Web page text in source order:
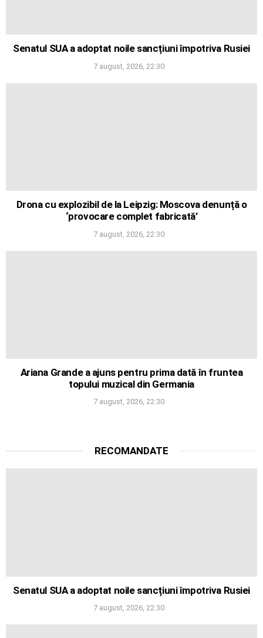
Senatul SUA a adoptat noile sancțiuni împotriva Rusiei
7 august, 2026, 22:30
Drona cu explozibil de la Leipzig: Moscova denunță o
‘provocare complet fabricată’
7 august, 2026, 22:30
Ariana Grande a ajuns pentru prima dată în fruntea
topului muzical din Germania
7 august, 2026, 22:30
RECOMANDATE
Senatul SUA a adoptat noile sancțiuni împotriva Rusiei
7 august, 2026, 22:30